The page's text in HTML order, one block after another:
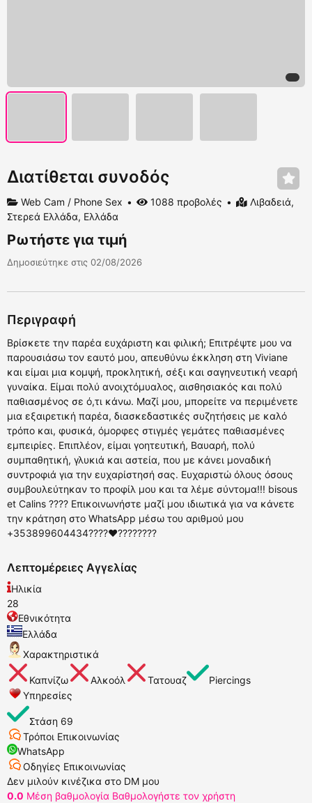
Διατίθεται συνοδός
Web Cam / Phone Sex 1088 προβολές
Λιβαδειά,
Στερεά Ελλάδα, Ελλάδα
Ρωτήστε για τιμή
Δημοσιεύτηκε στις 02/08/2026
Περιγραφή
Βρίσκετε την παρέα ευχάριστη και φιλική; Επιτρέψτε μου να
παρουσιάσω τον εαυτό μου, απευθύνω έκκληση στη Viviane
και είμαι μια κομψή, προκλητική, σέξι και σαγηνευτική νεαρή
γυναίκα. Είμαι πολύ ανοιχτόμυαλος, αισθησιακός και πολύ
παθιασμένος σε ό,τι κάνω. Μαζί μου, μπορείτε να περιμένετε
μια εξαιρετική παρέα, διασκεδαστικές συζητήσεις με καλό
τρόπο και, φυσικά, όμορφες στιγμές γεμάτες παθιασμένες
εμπειρίες. Επιπλέον, είμαι γοητευτική, Βαυαρή, πολύ
συμπαθητική, γλυκιά και αστεία, που με κάνει μοναδική
συντροφιά για την ευχαρίστησή σας. Ευχαριστώ όλους όσους
συμβουλεύτηκαν το προφίλ μου και τα λέμε σύντομα!!! bisous
et Calins ???? Επικοινωνήστε μαζί μου ιδιωτικά για να κάνετε
την κράτηση στο WhatsApp μέσω του αριθμού μου
+353899604434????❤️????????
Λεπτομέρειες Αγγελίας
Ηλικία
28
Εθνικότητα
Ελλάδα
Χαρακτηριστικά
Καπνίζω Αλκοόλ Τατουαζ
Piercings
Υπηρεσίες
Στάση 69
Τρόποι Επικοινωνίας
WhatsApp
Οδηγίες Επικοινωνίας
Δεν μιλούν κινέζικα στο DM μου
0.0 Μέση βαθμολογία Βαθμολογήστε τον χρήστη